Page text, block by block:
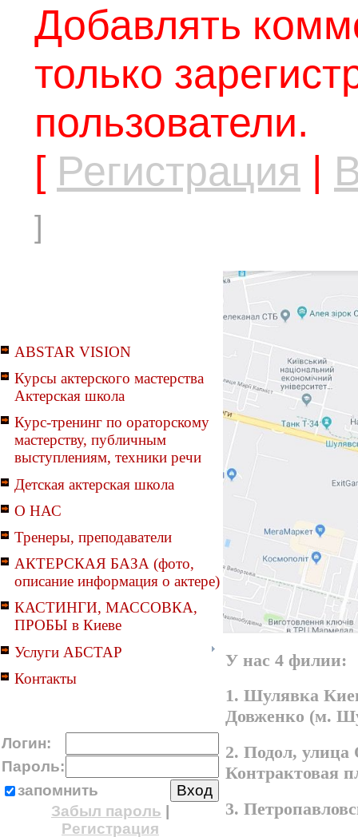
Добавлять
только
пользователи.
[ Регистрация |
]
ABSTAR VISION
Курсы актерского мастерства
Актерская школа
Курс-тренинг по ораторскому
мастерству, публичным
выступлениям, техники речи
Детская актерская школа
О НАС
Тренеры, преподаватели
АКТЕРСКАЯ БАЗА (фото,
описание информация о актере)
КАСТИНГИ, МАССОВКА,
ПРОБЫ в Киеве
Услуги АБСТАР
Контакты
Логин:
Пароль:
запомнить
Забыл пароль
Регистрация
У нас 4 филии:
1. Шулявка
Довженко (м.
2. Подол,
Контрактовая
3.